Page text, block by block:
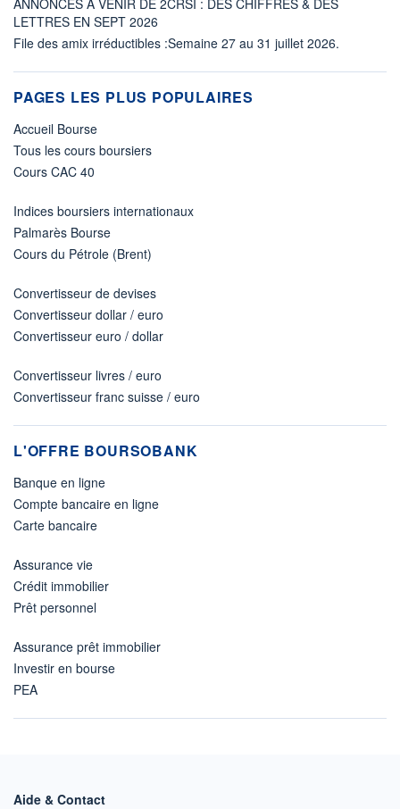
LETTRES EN SEPT 2026
File des amix irréductibles :Semaine 27 au 31 juillet 2026.
PAGES LES PLUS POPULAIRES
Accueil Bourse
Tous les cours boursiers
Cours CAC 40
Indices boursiers internationaux
Palmarès Bourse
Cours du Pétrole (Brent)
Convertisseur de devises
Convertisseur dollar / euro
Convertisseur euro / dollar
Convertisseur livres / euro
Convertisseur franc suisse / euro
L'OFFRE BOURSOBANK
Banque en ligne
Compte bancaire en ligne
Carte bancaire
Assurance vie
Crédit immobilier
Prêt personnel
Assurance prêt immobilier
Investir en bourse
PEA
Aide & Contact